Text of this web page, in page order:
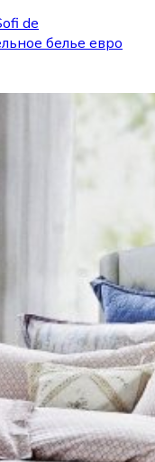
de
белье евро